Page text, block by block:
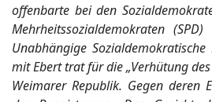
offenbarte bei den
Mehrheitssozialdemokraten
Unabhängige Sozialdemokratische
mit Ebert trat für die „Verhütung
Weimarer Republik. Gegen deren